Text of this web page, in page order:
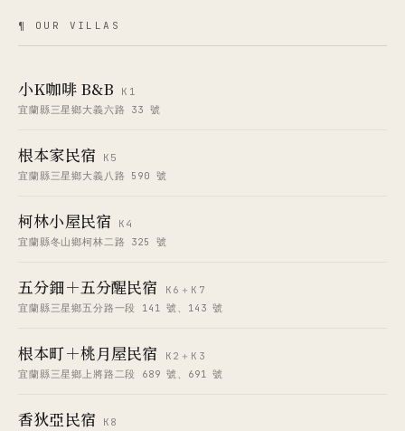
¶ OUR VILLAS
小K咖啡 B&B
K1
宜蘭縣三星鄉大義六路 33 號
根本家民宿
K5
宜蘭縣三星鄉大義八路 590 號
柯林小屋民宿
K4
宜蘭縣冬山鄉柯林二路 325 號
五分鈿＋五分醒民宿
K6＋K7
宜蘭縣三星鄉五分路一段 141 號、143 號
根本町＋桃月屋民宿
K2＋K3
宜蘭縣三星鄉上將路二段 689 號、691 號
香狄亞民宿
K8